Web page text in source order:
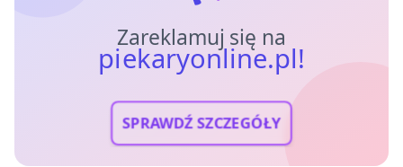
Zareklamuj się na
piekaryonline.pl!
SPRAWDŹ SZCZEGÓŁY